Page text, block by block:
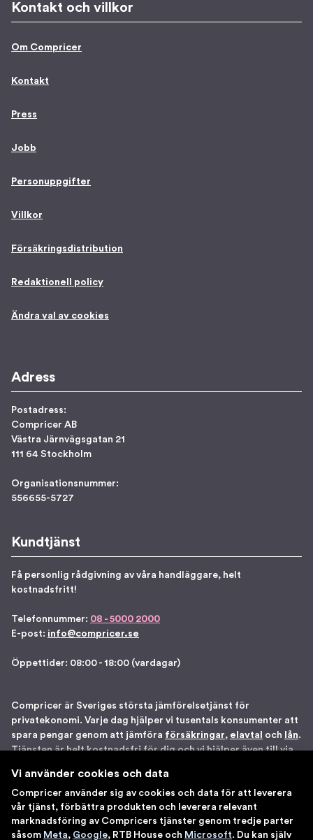
Kontakt och villkor
Om Compricer
Kontakt
Press
Jobb
Personuppgifter
Villkor
Försäkringsdistribution
Redaktionell policy
Ändra val av cookies
Adress
Postadress:
Compricer AB
Västra Järnvägsgatan 21
111 64 Stockholm
Organisationsnummer:
556655-5727
Kundtjänst
Få personlig rådgivning av våra handläggare, helt
kostnadsfritt!
Telefonnummer: 08 - 5000 2000
E-post: info@compricer.se
Öppettider: 08:00 - 18:00 (vardagar)
Compricer är Sveriges största jämförelsetjänst för
privatekonomi. Varje dag hjälper vi tusentals konsumenter att
spara pengar genom att jämföra försäkringar, elavtal och lån.
Tjänsten är helt kostnadsfri för dig och vi hjälper även till via
försäkringsdistributör hos Bolagsverket samt står under
Finansinspektionens tillsyn. Åtta gånger har vi blivit utsedda
till en av Sveriges 100 bästa sajter av IDG. Du kan känna dig
trygg med att använda våra tjänster.
Vi använder cookies och data
Compricer använder sig av cookies och data för att leverera
vår tjänst, förbättra produkten och leverera relevant
marknadsföring av Compricers tjänster genom tredje parter
såsom Meta, Google, RTB House och Microsoft. Du kan själv